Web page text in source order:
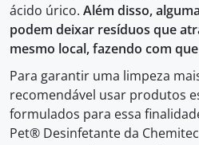
ácido úrico. Além disso,
podem deixar resíduos que
mesmo local, fazendo com
Para garantir uma limpeza
recomendável usar produtos
formulados para essa
Pet® Desinfetante da